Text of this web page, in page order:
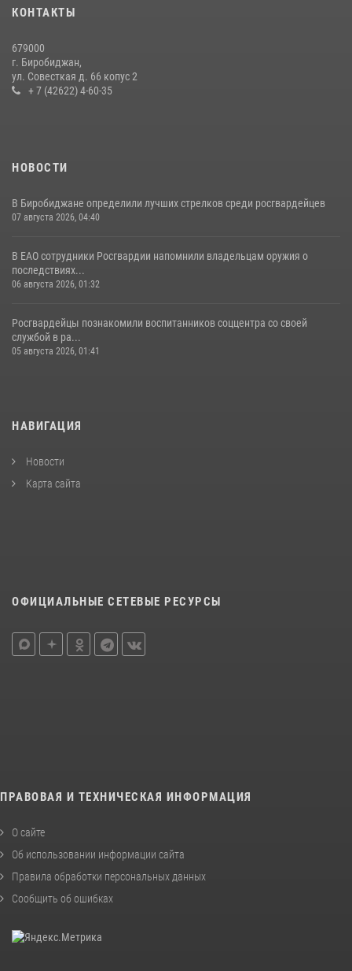
15 июля 2026, 07:12
Первых основам самообороны
13 июля 2026, 02:04 3
КОНТАКТЫ
679000
г. Биробиджан,
ул. Совесткая д. 66 копус 2
+ 7 (42622) 4-60-35
НОВОСТИ
В Биробиджане определили лучших стрелков среди росгвардейцев
07 августа 2026, 04:40
В ЕАО сотрудники Росгвардии напомнили владельцам оружия о
последствиях...
06 августа 2026, 01:32
Росгвардейцы познакомили воспитанников соццентра со своей
службой в ра...
05 августа 2026, 01:41
НАВИГАЦИЯ
Новости
Карта сайта
ОФИЦИАЛЬНЫЕ СЕТЕВЫЕ РЕСУРСЫ
ПРАВОВАЯ И ТЕХНИЧЕСКАЯ ИНФОРМАЦИЯ
О сайте
Об использовании информации сайта
Правила обработки персональных данных
Сообщить об ошибках